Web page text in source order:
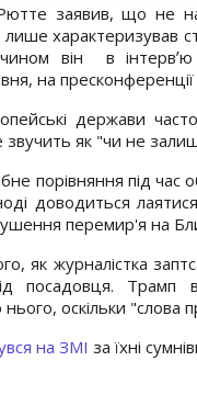
заявив, що не
характеризував
чином він в інтервʼю
на
держави
як "чи не
порівняння під час
доводиться
перемир'я на
як журналістка
посадовця. Трамп
оскільки "слова
на ЗМІза їхні